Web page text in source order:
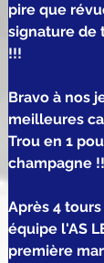
pire que
signature de
!!!
Bravo à nos
meilleures
Trou en 1
champagne
Après 4
équipe l'AS
première